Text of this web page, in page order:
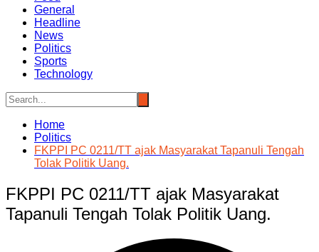
General
Headline
News
Politics
Sports
Technology
Home
Politics
FKPPI PC 0211/TT ajak Masyarakat Tapanuli Tengah
Tolak Politik Uang.
FKPPI PC 0211/TT ajak Masyarakat
Tapanuli Tengah Tolak Politik Uang.